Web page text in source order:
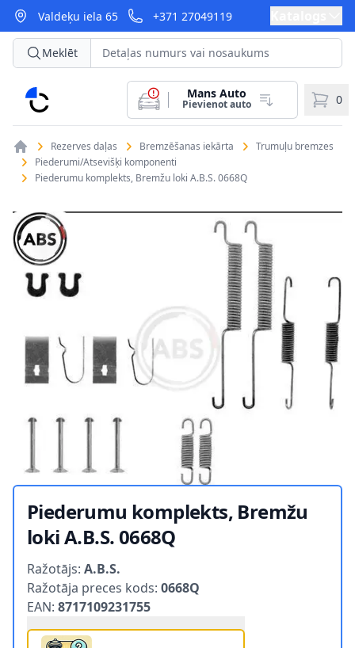
Valdeķu iela 65 +371 27049119
CarParts
Meklēt
Mans Auto
Pievienot auto 0
Rezerves daļas Bremzēšanas iekārta
Trumuļu bremzes
Piederumi/Atsevišķi komponenti
Piederumu komplekts, Bremžu loki A.B.S. 0668Q
Piederumu komplekts, Bremžu
loki A.B.S. 0668Q
Ražotājs: A.B.S.
Ražotāja preces kods: 0668Q
EAN: 8717109231755